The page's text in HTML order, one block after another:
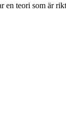
teori som är